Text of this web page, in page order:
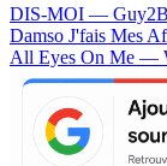
DIS-MOI —
Damso J'fais Mes
All Eyes On Me —